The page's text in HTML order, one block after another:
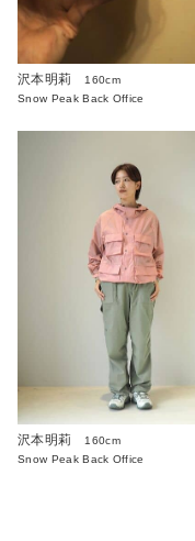
沢本明莉
160cm
Snow Peak Back Office
沢本明莉
160cm
Snow Peak Back Office